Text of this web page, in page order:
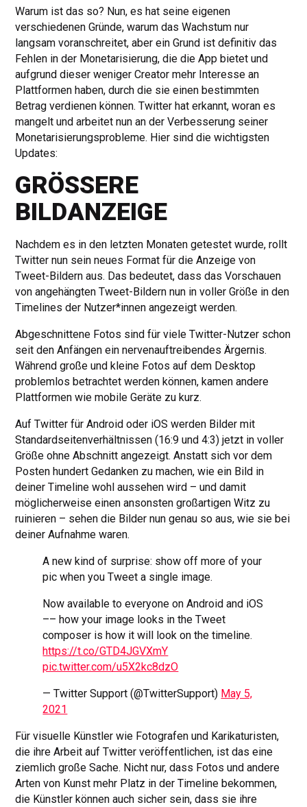
Warum ist das so? Nun, es hat seine eigenen
verschiedenen Gründe, warum das Wachstum nur
langsam voranschreitet, aber ein Grund ist definitiv das
Fehlen in der Monetarisierung, die die App bietet und
aufgrund dieser weniger Creator mehr Interesse an
Plattformen haben, durch die sie einen bestimmten
Betrag verdienen können. Twitter hat erkannt, woran es
mangelt und arbeitet nun an der Verbesserung seiner
Monetarisierungsprobleme. Hier sind die wichtigsten
Updates:
GRÖSSERE B
ILDANZEIGE
Nachdem es in den letzten Monaten getestet wurde, rollt
Twitter nun sein neues Format für die Anzeige von
Tweet-Bildern aus. Das bedeutet, dass das Vorschauen
von angehängten Tweet-Bildern nun in voller Größe in den
Timelines der Nutzer*innen angezeigt werden.
Abgeschnittene Fotos sind für viele Twitter-Nutzer schon
seit den Anfängen ein nervenauftreibendes Ärgernis.
Während große und kleine Fotos auf dem Desktop
problemlos betrachtet werden können, kamen andere
Plattformen wie mobile Geräte zu kurz.
Auf Twitter für Android oder iOS werden Bilder mit
Standardseitenverhältnissen (16:9 und 4:3) jetzt in voller
Größe ohne Abschnitt angezeigt. Anstatt sich vor dem
Posten hundert Gedanken zu machen, wie ein Bild in
deiner Timeline wohl aussehen wird – und damit
möglicherweise einen ansonsten großartigen Witz zu
ruinieren – sehen die Bilder nun genau so aus, wie sie bei
deiner Aufnahme waren.
A new kind of surprise: show off more of your
pic when you Tweet a single image.
Now available to everyone on Android and iOS
–– how your image looks in the Tweet
composer is how it will look on the timeline.
https://t.co/GTD4JGVXmY
pic.twitter.com/u5X2kc8dzO
— Twitter Support (@TwitterSupport) May 5,
2021
Für visuelle Künstler wie Fotografen und Karikaturisten,
die ihre Arbeit auf Twitter veröffentlichen, ist das eine
ziemlich große Sache. Nicht nur, dass Fotos und andere
Arten von Kunst mehr Platz in der Timeline bekommen,
die Künstler können auch sicher sein, dass sie ihre